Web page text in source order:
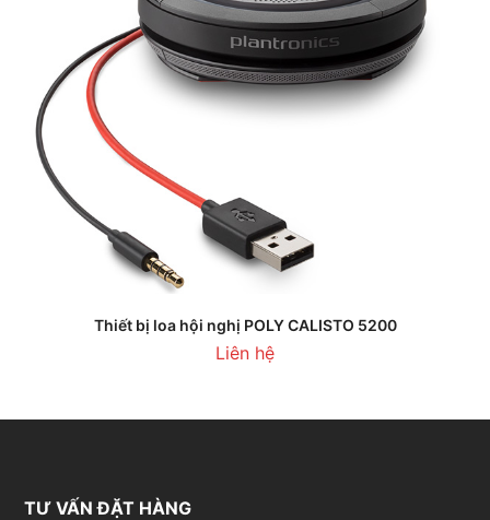
Thiết bị loa hội nghị POLY CALISTO 5200
Liên hệ
TƯ VẤN ĐẶT HÀNG